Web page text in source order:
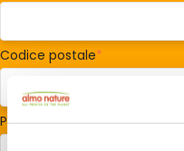
Codice postale*
Paese/Regione*